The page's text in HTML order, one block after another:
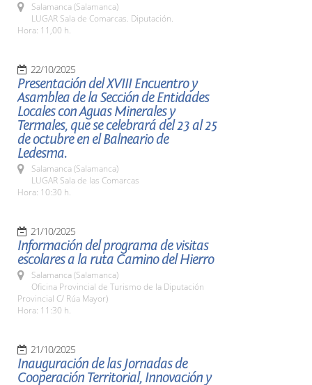
Salamanca (Salamanca)
LUGAR Sala de Comarcas. Diputación.
Hora: 11,00 h.
22/10/2025
Presentación del XVIII Encuentro y
Asamblea de la Sección de Entidades
Locales con Aguas Minerales y
Termales, que se celebrará del 23 al 25
de octubre en el Balneario de
Ledesma.
Salamanca (Salamanca)
LUGAR Sala de las Comarcas
Hora: 10:30 h.
21/10/2025
Información del programa de visitas
escolares a la ruta Camino del Hierro
Salamanca (Salamanca)
Oficina Provincial de Turismo de la Diputación
Provincial C/ Rúa Mayor)
Hora: 11:30 h.
21/10/2025
Inauguración de las Jornadas de
Cooperación Territorial, Innovación y